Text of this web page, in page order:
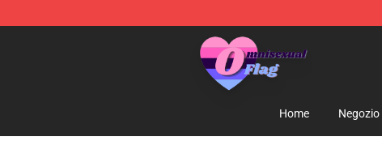
Omnisexual Flag Store - The Best Store of Omnisexual Flag
Home Negozio